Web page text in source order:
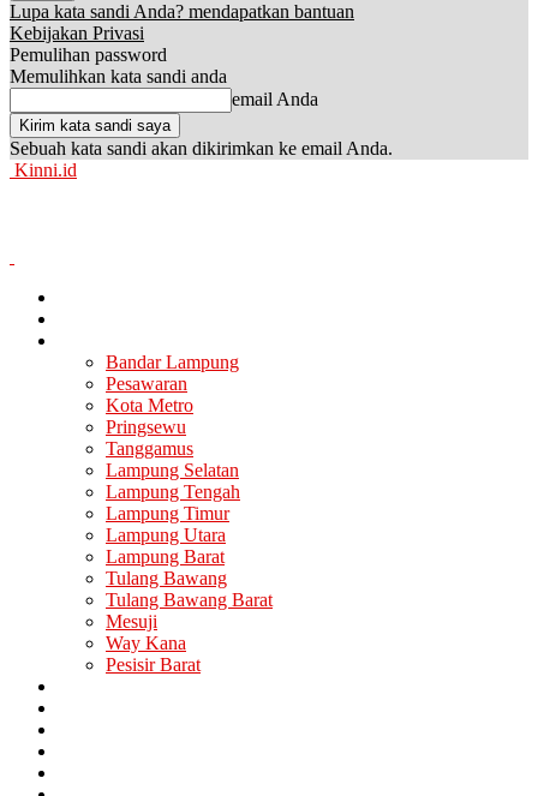
Lupa kata sandi Anda? mendapatkan bantuan
Kebijakan Privasi
Pemulihan password
Memulihkan kata sandi anda
email Anda
Sebuah kata sandi akan dikirimkan ke email Anda.
Kinni.id
Bandar Lampung
Pesawaran
Kota Metro
Pringsewu
Tanggamus
Lampung Selatan
Lampung Tengah
Lampung Timur
Lampung Utara
Lampung Barat
Tulang Bawang
Tulang Bawang Barat
Mesuji
Way Kana
Pesisir Barat